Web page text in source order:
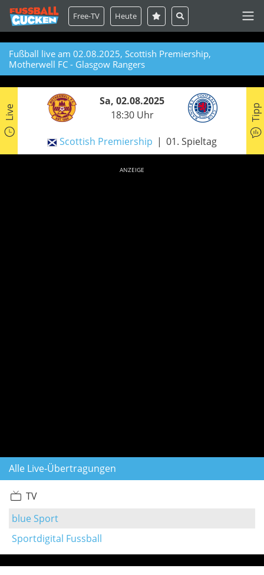
Free-TV Heute
Fußball live am 02.08.2025, Scottish Premiership,
Motherwell FC - Glasgow Rangers
Live
Sa, 02.08.2025
18:30 Uhr
Scottish Premiership 01. Spieltag
Tipp
ANZEIGE
Alle Live-Übertragungen
TV
blue Sport
Sportdigital Fussball